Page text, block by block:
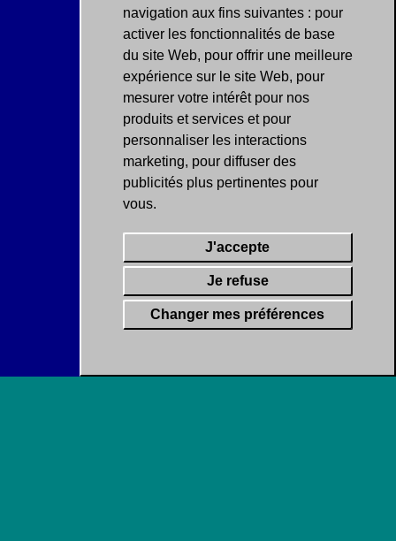
navigation aux fins suivantes : pour
activer les fonctionnalités de base
du site Web, pour offrir une meilleure
expérience sur le site Web, pour
mesurer votre intérêt pour nos
produits et services et pour
personnaliser les interactions
marketing, pour diffuser des
publicités plus pertinentes pour
vous.
J'accepte
Je refuse
Changer mes préférences